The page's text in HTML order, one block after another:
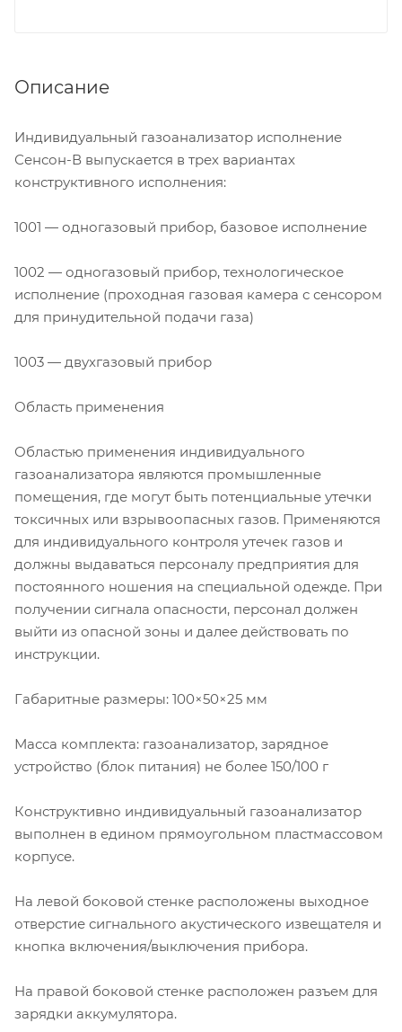
Описание
Индивидуальный газоанализатор исполнение
Сенсон-В выпускается в трех вариантах
конструктивного исполнения:
1001 — одногазовый прибор, базовое исполнение
1002 — одногазовый прибор, технологическое
исполнение (проходная газовая камера с сенсором
для принудительной подачи газа)
1003 — двухгазовый прибор
Область применения
Областью применения индивидуального
газоанализатора являются промышленные
помещения, где могут быть потенциальные утечки
токсичных или взрывоопасных газов. Применяются
для индивидуального контроля утечек газов и
должны выдаваться персоналу предприятия для
постоянного ношения на специальной одежде. При
получении сигнала опасности, персонал должен
выйти из опасной зоны и далее действовать по
инструкции.
Габаритные размеры: 100×50×25 мм
Масса комплекта: газоанализатор, зарядное
устройство (блок питания) не более 150/100 г
Конструктивно индивидуальный газоанализатор
выполнен в едином прямоугольном пластмассовом
корпусе.
На левой боковой стенке расположены выходное
отверстие сигнального акустического извещателя и
кнопка включения/выключения прибора.
На правой боковой стенке расположен разъем для
зарядки аккумулятора.